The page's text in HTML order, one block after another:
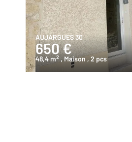
AUJARGUES 30
650 €
48,4 m2 , Maison , 2 pcs